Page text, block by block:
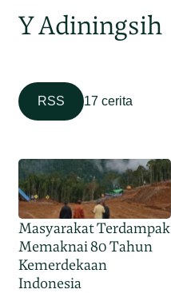
Y Adiningsih
RSS 17 cerita
Masyarakat Terdampak
Memaknai 80 Tahun
Kemerdekaan
Indonesia